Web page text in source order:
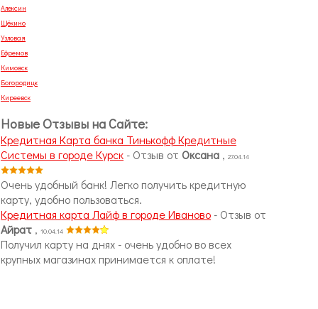
Алексин
Щёкино
Узловая
Ефремов
Кимовск
Богородицк
Киреевск
Новые Отзывы на Сайте:
Кредитная Карта банка Тинькофф Кредитные
Системы в городе Курск - Отзыв от Оксана , 27.04.14
Очень удобный банк! Легко получить кредитную
карту, удобно пользоваться.
Кредитная карта Лайф в городе Иваново - Отзыв от
Айрат , 10.04.14
Получил карту на днях - очень удобно во всех
крупных магазинах принимается к оплате!